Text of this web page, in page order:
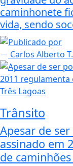
caminhonete
vida, sendo
Carlos Alberto
Trânsito
Apesar de
assinado em
de